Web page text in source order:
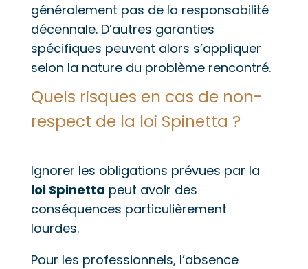
généralement pas de la responsabilité
décennale. D’autres garanties
spécifiques peuvent alors s’appliquer
selon la nature du problème rencontré.
Quels risques en cas de non-
respect de la loi Spinetta ?
Ignorer les obligations prévues par la
loi Spinetta peut avoir des
conséquences particulièrement
lourdes.
Pour les professionnels, l’absence